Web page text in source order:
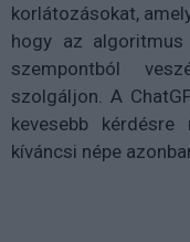
korlátozásokat,
hogy az algoritmus
szempontból
szolgáljon. A
kevesebb
kíváncsi népe